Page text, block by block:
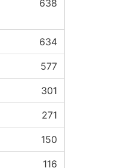
638
634
577
301
271
150
116